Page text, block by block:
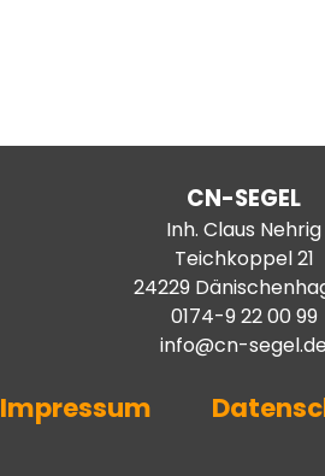
CN-SEGEL
Inh. Claus Nehrig
Teichkoppel 21
24229
0174-9 22 00 99
info@cn-
Impressum